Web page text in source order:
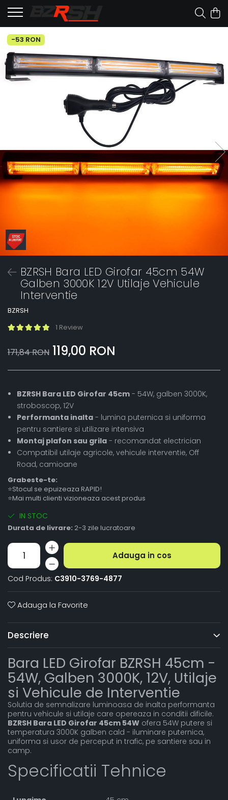
-53 RON
BZRSH Bara LED Girofar 45cm 54W
Galben 3000K 12V Utilaje Vehicule
Interventie
BZRSH
1 Review
171,84 RON 119,00 RON
BZRSH Bara LED Girofar 45cm - 54W, galben 3000K,
stroboscop, 12V
Performanta inalta - lumina puternica si uniforma
pentru santiere si utilizare intensiva
Montaj plafon sau grila - recomandat electrician
Compatibil utilaje agricole, vehicule interventie, Off
Road, camioane
Grabeste-te:
⭐Stocul se epuizeaza RAPID!
⭐Mai multi clienti vizioneaza acest produs
IN STOC
Durata de livrare: 2-3 zile lucratoare
Adauga in cos
Cod Produs: C3910-3769-4877
Adauga la Favorite
Descriere
Bara LED Girofar BZRSH 45cm -
54W, Galben 3000K, 12V, Utilaje
si Vehicule de Interventie
Solutia de semnalizare luminoasa de inalta performanta
pentru vehicule si utilaje care opereaza in conditii dificile.
BZRSH Bara LED Girofar 45cm 54W ofera 54W putere si
temperatura 3000K galben cald - iluminare puternica,
uniforma si usor de perceput in trafic, pe santiere sau in
camp.
Specificatii Tehnice